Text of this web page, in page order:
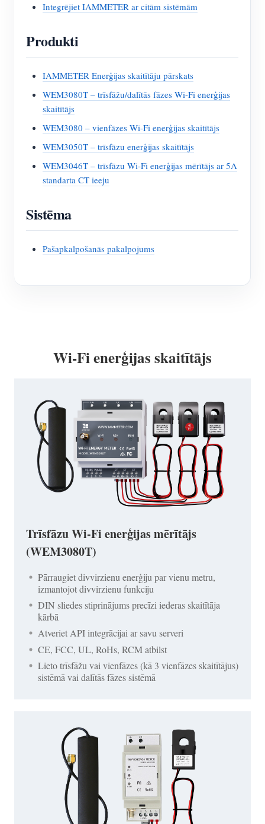
Integrējiet IAMMETER ar citām sistēmām
Produkti
IAMMETER Enerģijas skaitītāju pārskats
WEM3080T – trīsfāžu/dalītās fāzes Wi-Fi enerģijas
skaitītājs
WEM3080 – vienfāzes Wi-Fi enerģijas skaitītājs
WEM3050T – trīsfāzu enerģijas skaitītājs
WEM3046T – trīsfāzu Wi-Fi enerģijas mērītājs ar 5A
standarta CT ieeju
Sistēma
Pašapkalpošanās pakalpojums
Wi-Fi enerģijas skaitītājs
Trīsfāzu Wi-Fi enerģijas mērītājs
(WEM3080T)
Pārraugiet divvirzienu enerģiju par vienu metru,
izmantojot divvirzienu funkciju
DIN sliedes stiprinājums precīzi iederas skaitītāja
kārbā
Atveriet API integrācijai ar savu serveri
CE, FCC, UL, RoHs, RCM atbilst
Lieto trīsfāžu vai vienfāzes (kā 3 vienfāzes skaitītājus)
sistēmā vai dalītās fāzes sistēmā